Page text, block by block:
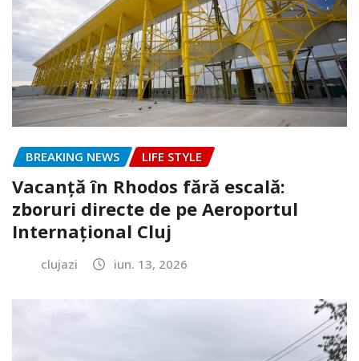
BREAKING NEWS LIFE STYLE
Vacanță în Rhodos fără escală:
zboruri directe de pe Aeroportul
Internațional Cluj
clujazi iun. 13, 2026